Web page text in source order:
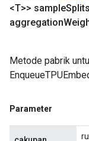
<T>> sampleSplits
aggregation
Metode pabrik
Parameter